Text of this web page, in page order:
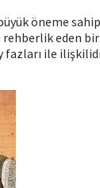
öneme
eden bir
ile